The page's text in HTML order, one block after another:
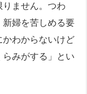
ません。つわ
新婦を苦しめる要
わからないけど
みがする」とい